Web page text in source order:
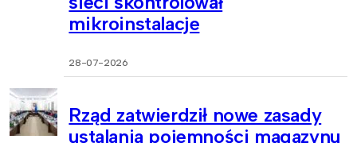
mikroinstalacje
28-07-2026
Rząd zatwierdził nowe zasady
ustalania pojemności magazynu